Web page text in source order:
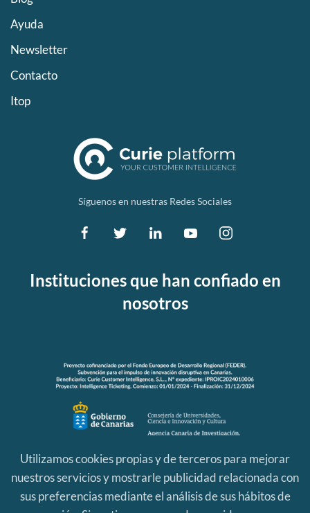
Ayuda
Newsletter
Contacto
Itop
Síguenos en nuestras Redes Sociales
Instituciones que han confiado en
nosotros
Utilizamos cookies propias y de terceros para mejorar
nuestros servicios y mostrarle publicidad relacionada con
sus preferencias mediante el análisis de sus hábitos de